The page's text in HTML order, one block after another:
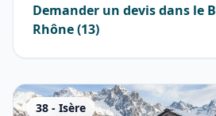
Demander un devis dans le
Rhône(13)
38 - Isère